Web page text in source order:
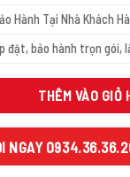
Hành Tại Nhà Khách
đặt, bảo hành trọn gói,
EU màu vàng đồng số
THÊM VÀO GIỎ
NGAY